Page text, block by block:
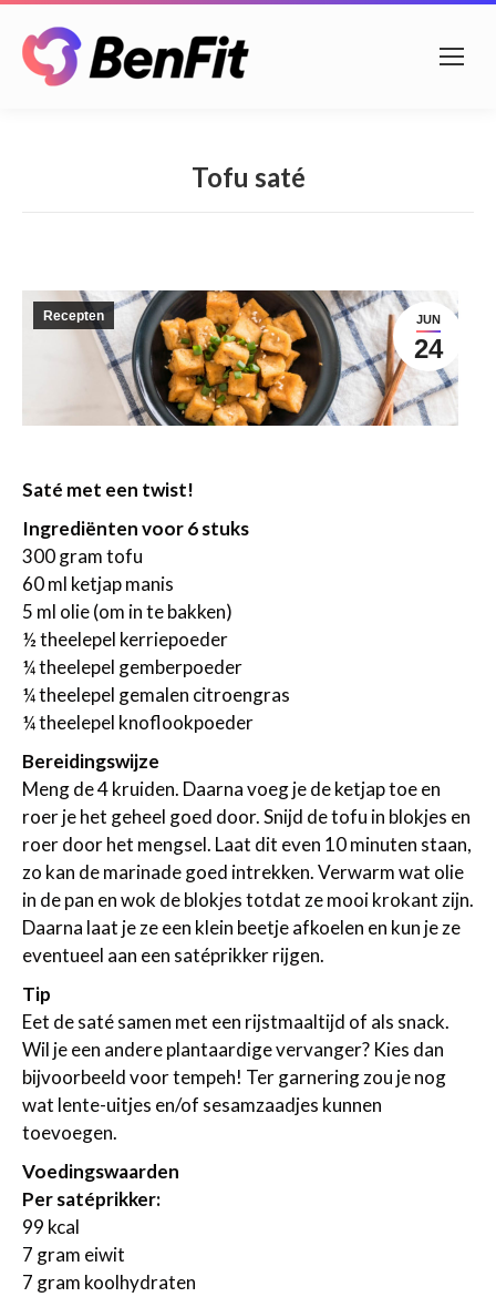
Tofu saté
JUN
24
Recepten
Saté met een twist!
Ingrediënten voor 6 stuks
300 gram tofu
60 ml ketjap manis
5 ml olie (om in te bakken)
½ theelepel kerriepoeder
¼ theelepel gemberpoeder
¼ theelepel gemalen citroengras
¼ theelepel knoflookpoeder
Bereidingswijze
Meng de 4 kruiden. Daarna voeg je de ketjap toe en
roer je het geheel goed door. Snijd de tofu in blokjes en
roer door het mengsel. Laat dit even 10 minuten staan,
zo kan de marinade goed intrekken. Verwarm wat olie
in de pan en wok de blokjes totdat ze mooi krokant zijn.
Daarna laat je ze een klein beetje afkoelen en kun je ze
eventueel aan een satéprikker rijgen.
Tip
Eet de saté samen met een rijstmaaltijd of als snack.
Wil je een andere plantaardige vervanger? Kies dan
bijvoorbeeld voor tempeh! Ter garnering zou je nog
wat lente-uitjes en/of sesamzaadjes kunnen
toevoegen.
Voedingswaarden
Per satéprikker:
99 kcal
7 gram eiwit
7 gram koolhydraten